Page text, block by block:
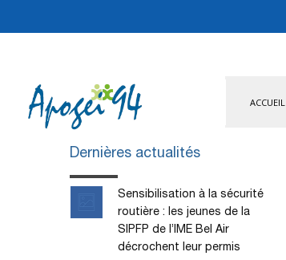
ACCUEIL
Dernières actualités
Sensibilisation à la sécurité
routière : les jeunes de la
SIPFP de l’IME Bel Air
décrochent leur permis